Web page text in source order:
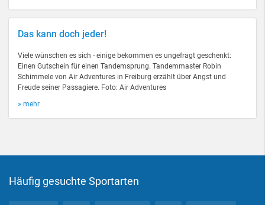
Das kann doch jeder!
Viele wünschen es sich - einige bekommen es ungefragt geschenkt:
Einen Gutschein für einen Tandemsprung. Tandemmaster Robin
Schimmele von Air Adventures in Freiburg erzählt über Angst und
Freude seiner Passagiere. Foto: Air Adventures
» mehr
Häufig gesuchte Sportarten